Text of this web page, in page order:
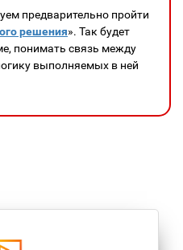
предварительно пройти
решения». Так будет
понимать связь между
выполняемых в ней